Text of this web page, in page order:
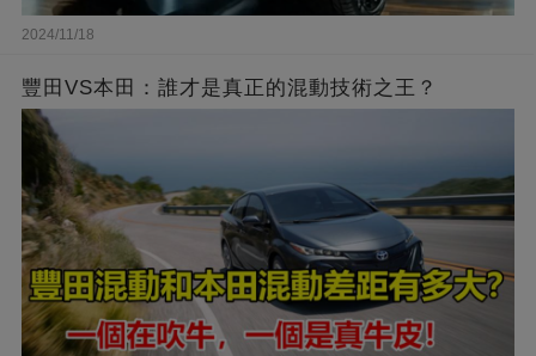
2024/11/18
豐田VS本田：誰才是真正的混動技術之王？